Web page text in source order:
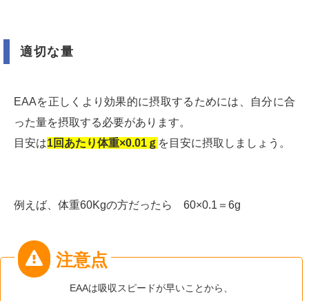
適切な量
EAAを正しくより効果的に摂取するためには、自分に合
った量を摂取する必要があります。
目安は1回あたり体重×0.01ｇ を目安に摂取しましょう。
例えば、体重60Kgの方だったら 60×0.1＝6g
EAAは吸収スピードが早いことから、